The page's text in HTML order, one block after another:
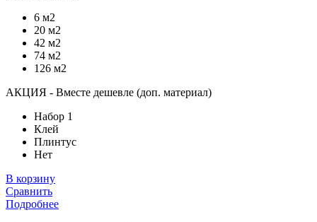
6 м2
20 м2
42 м2
74 м2
126 м2
АКЦИЯ - Вместе дешевле (доп. материал)
Набор 1
Клей
Плинтус
Нет
В корзину
Сравнить
Подробнее